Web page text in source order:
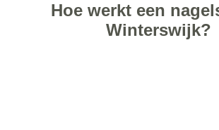
Hoe werkt een
Winterswijk?